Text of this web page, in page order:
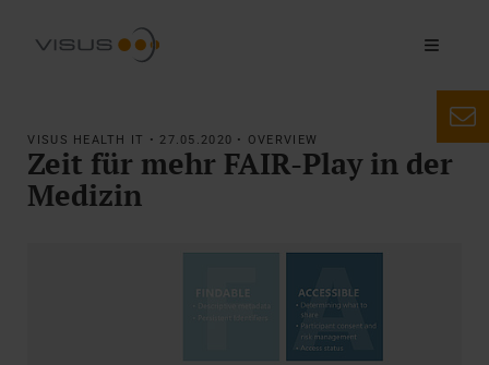
VISUS HEALTH IT • 27.05.2020 • OVERVIEW
Zeit für mehr FAIR-Play in der
Medizin